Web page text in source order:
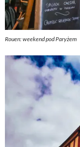
Rouen: weekend pod Paryżem